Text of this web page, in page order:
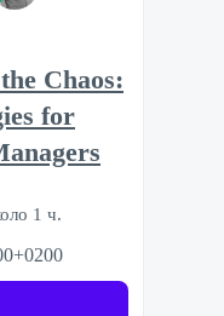
Chaos:
for
1 ч.